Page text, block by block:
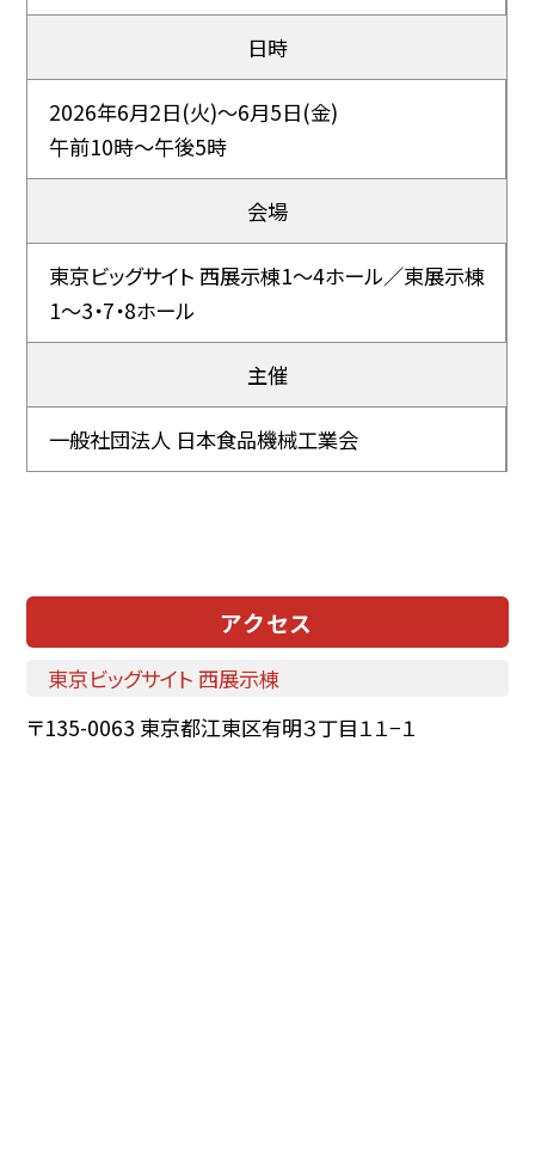
日時
2026年6月2日(火)～6月5日(金)
午前10時～午後5時
会場
東京ビッグサイト 西展示棟1～4ホール／東展示棟
1～3・7・8ホール
主催
一般社団法人 日本食品機械工業会
アクセス
東京ビッグサイト 西展示棟
〒135-0063 東京都江東区有明３丁目１１−１